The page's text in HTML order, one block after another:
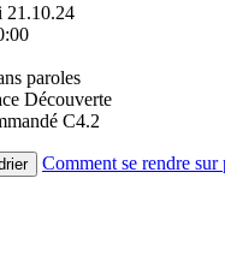
21.10.24
paroles
Découverte
C4.2
Comment se rendre sur